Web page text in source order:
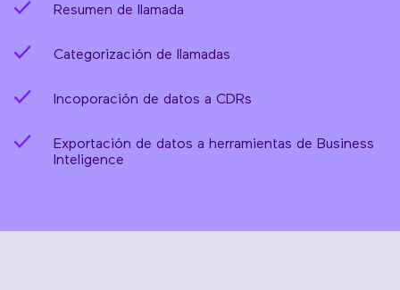
Resumen de llamada
Categorización de llamadas
Incoporación de datos a CDRs
Exportación de datos a herramientas de Business
Inteligence